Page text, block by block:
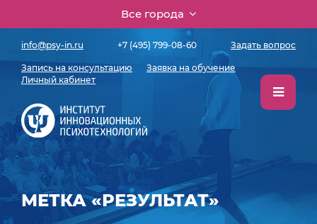
Все города
info@psy-in.ru +7 (495) 799-08-60 Задать вопрос
Запись на консультацию
Заявка на обучение
Личный кабинет
МЕТКА «РЕЗУЛЬТАТ»